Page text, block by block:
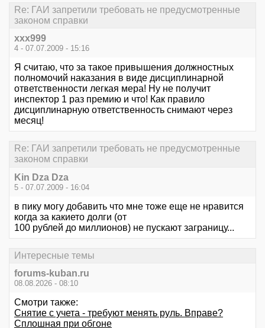
Re: ГАИ запретили требовать не предусмотренные
законом справки
xxx999
4 - 07.07.2009 - 15:16
Я считаю, что за такое привышения должностных
полномочий наказания в виде дисциплинарной
ответственности легкая мера! Ну не получит
инспектор 1 раз премию и что! Как правило
дисциплинарную ответственность снимают через
месяц!
Re: ГАИ запретили требовать не предусмотренные
законом справки
Kin Dza Dza
5 - 07.07.2009 - 16:04
в пику могу добавить что мне тоже еще не нравится
когда за какието долги (от
100 рублей до миллионов) не пускают заграницу...
Интересные темы
forums-kuban.ru
08.08.2026 - 08:10
Смотри также:
Снятие с учета - требуют менять руль. Вправе?
Сплошная при обгоне